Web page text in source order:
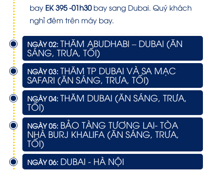
bay EK 395 -01h30bay sang Dubai. Quý khách
nghỉ đêm trên máy bay.
NGÀY 02: THĂM ABUDHABI – DUBAI (ĂN
SÁNG, TRƯA, TỐI)
NGÀY 03: THĂM TP DUBAI VÀ SA MẠC
SAFARI (ĂN SÁNG, TRƯA, TỐI)
NGÀY 04: THĂM DUBAI (ĂN SÁNG, TRƯA,
TỐI)
NGÀY 05: BẢO TÀNG TƯƠNG LAI- TÒA
NHÀ BURJ KHALIFA (ĂN SÁNG, TRƯA,
TỐI)
NGÀY 06: DUBAI - HÀ NỘI